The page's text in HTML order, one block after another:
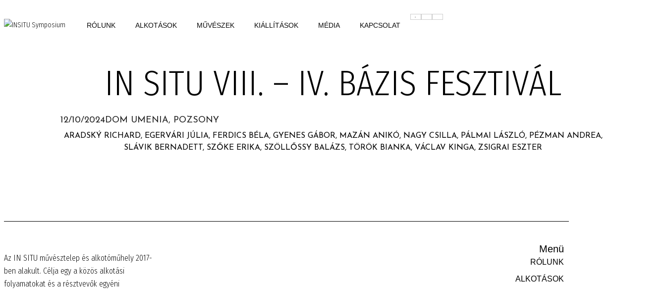
RÓLUNK ALKOTÁSOK MŰVÉSZEK KIÁLLÍTÁSOK MÉDIA KAPCSOLAT
IN SITU VIII. – IV. BÁZIS FESZTIVÁL
12/10/2024DOM UMENIA, POZSONY
ARADSKÝ RICHARD, EGERVÁRI JÚLIA, FERDICS BÉLA, GYENES GÁBOR, MAZÁN ANIKÓ, NAGY CSILLA, PÁLMAI LÁSZLÓ, PÉZMAN ANDREA,
SLÁVIK BERNADETT, SZŐKE ERIKA, SZÖLLŐSSY BALÁZS, TÖRÖK BIANKA, VÁCLAV KINGA, ZSIGRAI ESZTER
Az IN SITU művésztelep és alkotóműhely 2017-
ben alakult. Célja egy a közös alkotási
folyamatokat és a résztvevők egyéni
Menü
RÓLUNK
ALKOTÁSOK